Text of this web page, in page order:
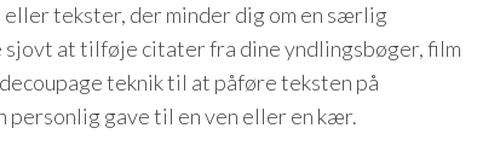
tekster, der minder dig om en særlig
at tilføje citater fra dine yndlingsbøger, film
teknik til at påføre teksten på
personlig gave til en ven eller en kær.